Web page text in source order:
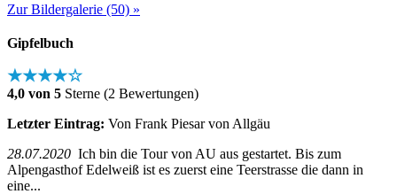
Zur Bildergalerie (50) »
Gipfelbuch
★★★★☆
4,0 von 5 Sterne (2 Bewertungen)
Letzter Eintrag: Von Frank Piesar von Allgäu
28.07.2020 Ich bin die Tour von AU aus gestartet. Bis zum
Alpengasthof Edelweiß ist es zuerst eine Teerstrasse die dann in
eine...